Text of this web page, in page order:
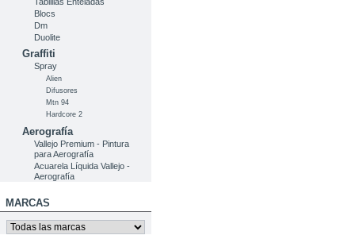
Blocs
Dm
Duolite
Graffiti
Spray
Alien
Difusores
Mtn 94
Hardcore 2
Aerografía
Vallejo Premium - Pintura
para Aerografía
Acuarela Líquida Vallejo -
Aerografía
MARCAS